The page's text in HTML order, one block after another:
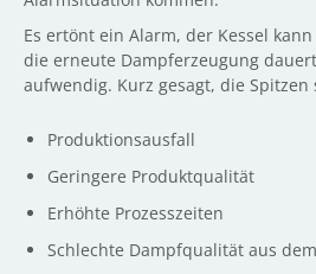
Es ertönt ein Alarm, der Kessel
die erneute Dampferzeugung
aufwendig. Kurz gesagt, die
Produktionsausfall
Geringere Produktqualität
Erhöhte Prozesszeiten
Schlechte Dampfqualität aus